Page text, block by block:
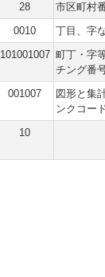
28 市区町村
0010 丁目、字
101001007 町丁・字
チング番
001007
図形と集
ンクコー
10